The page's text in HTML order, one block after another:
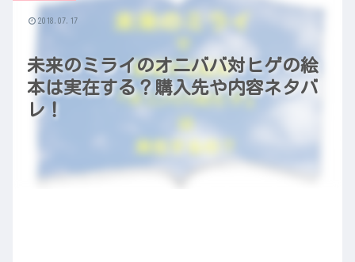
未来のミライのオニババ対ヒゲの絵
本は実在する？購入先や内容ネタバ
レ！
2018.07.17